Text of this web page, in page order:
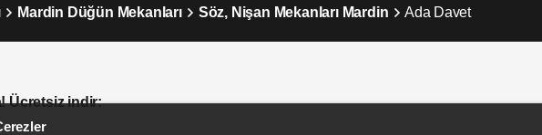
Mardin Düğün Mekanları Söz, Nişan Mekanları Mardin Ada Davet
Ücretsiz indir: